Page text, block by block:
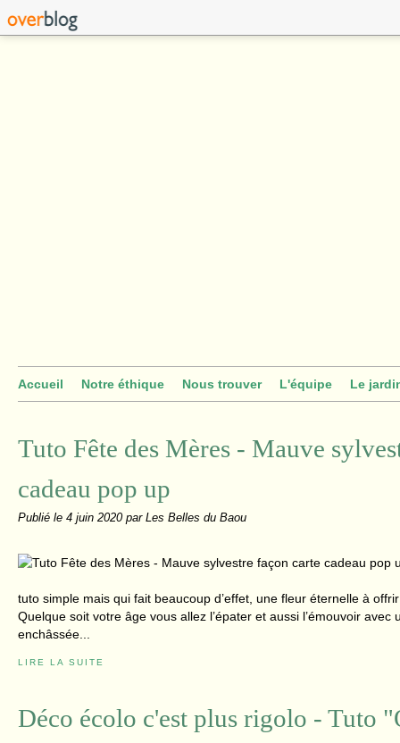
Accueil Notre éthique Nous trouver L'équipe Le
Tuto Fête des Mères - Mauve
cadeau pop up
Publié le 4 juin 2020 par Les Belles du Baou
tuto simple mais qui fait beaucoup d’effet, une fleur éternelle à
Quelque soit votre âge vous allez l’épater et aussi l’émouvoir avec
enchâssée...
LIRE LA SUITE
Déco écolo c'est plus rigolo - Tuto